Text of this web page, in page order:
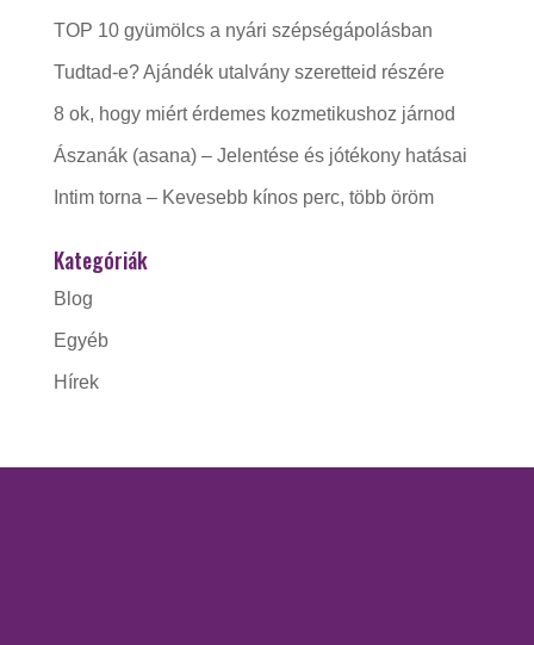
TOP 10 gyümölcs a nyári szépségápolásban
Tudtad-e? Ajándék utalvány szeretteid részére
8 ok, hogy miért érdemes kozmetikushoz járnod
Ászanák (asana) – Jelentése és jótékony hatásai
Intim torna – Kevesebb kínos perc, több öröm
Kategóriák
Blog
Egyéb
Hírek